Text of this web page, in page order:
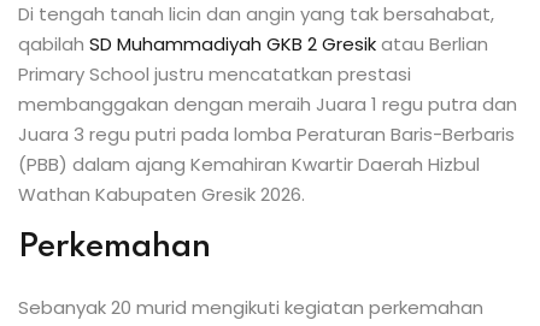
Di tengah tanah licin dan angin yang tak bersahabat,
qabilah SD Muhammadiyah GKB 2 Gresikatau Berlian
Primary School justru mencatatkan prestasi
membanggakan dengan meraih Juara 1 regu putra dan
Juara 3 regu putri pada lomba Peraturan Baris-Berbaris
(PBB) dalam ajang Kemahiran Kwartir Daerah Hizbul
Wathan Kabupaten Gresik 2026.
Perkemahan
Sebanyak 20 murid mengikuti kegiatan perkemahan